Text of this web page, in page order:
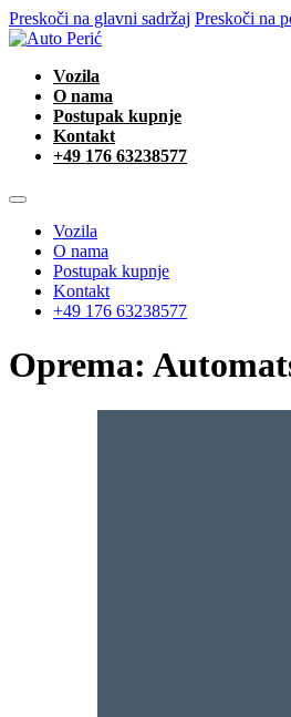
Preskoči na glavni sadržaj Preskoči na
Vozila
O nama
Postupak kupnje
Kontakt
+49 176 63238577
Vozila
O nama
Postupak kupnje
Kontakt
+49 176 63238577
Oprema: